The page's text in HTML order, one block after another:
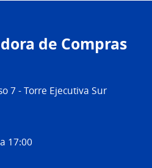
de Compras
7 - Torre Ejecutiva Sur
17:00